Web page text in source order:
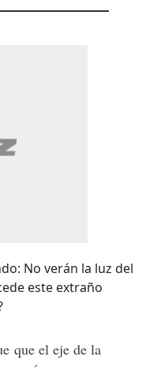
que el eje de la